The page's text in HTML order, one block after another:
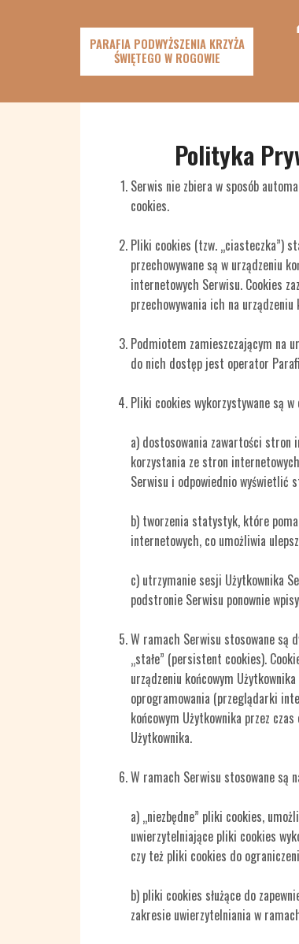
PARAFIA PODWYŻSZENIA KRZYŻA
ŚWIĘTEGO W ROGOWIE
Polityka
Serwis nie zbiera w sposób
cookies.
Pliki cookies (tzw. „ciasteczka”)
przechowywane są w urządzeniu
internetowych Serwisu. Cookies
przechowywania ich na
Podmiotem zamieszczającym na
do nich dostęp jest operator
Pliki cookies wykorzystywane są w
a) dostosowania zawartości
korzystania ze stron
Serwisu i odpowiednio wyświetlić
b) tworzenia statystyk, które
internetowych, co umożliwia
c) utrzymanie sesji Użytkownika
podstronie Serwisu ponownie
W ramach Serwisu stosowane są
„stałe” (persistent cookies).
urządzeniu końcowym
oprogramowania (przeglądarki
końcowym Użytkownika przez
Użytkownika.
W ramach Serwisu stosowane są
a) „niezbędne” pliki cookies,
uwierzytelniające pliki cookies
czy też pliki cookies do
b) pliki cookies służące do
zakresie uwierzytelniania w